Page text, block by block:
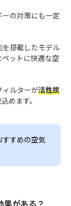
の対策にも一定
搭載したモデル
ットに快適な空
ィルターが活性炭
めます。
すすめの空気
がある？